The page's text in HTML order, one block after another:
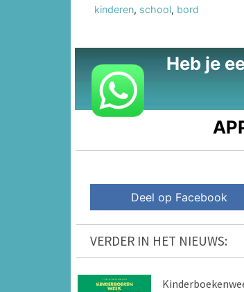
kinderen, school, bord
Heb je
Deel op Facebook
VERDER IN HET NIEUWS: